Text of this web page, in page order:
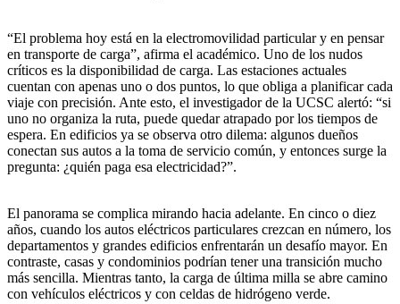
“El problema hoy está en la electromovilidad particular y en pensar
en transporte de carga”, afirma el académico. Uno de los nudos
críticos es la disponibilidad de carga. Las estaciones actuales
cuentan con apenas uno o dos puntos, lo que obliga a planificar cada
viaje con precisión. Ante esto, el investigador de la UCSC alertó: “si
uno no organiza la ruta, puede quedar atrapado por los tiempos de
espera. En edificios ya se observa otro dilema: algunos dueños
conectan sus autos a la toma de servicio común, y entonces surge la
pregunta: ¿quién paga esa electricidad?”.
El panorama se complica mirando hacia adelante. En cinco o diez
años, cuando los autos eléctricos particulares crezcan en número, los
departamentos y grandes edificios enfrentarán un desafío mayor. En
contraste, casas y condominios podrían tener una transición mucho
más sencilla. Mientras tanto, la carga de última milla se abre camino
con vehículos eléctricos y con celdas de hidrógeno verde.